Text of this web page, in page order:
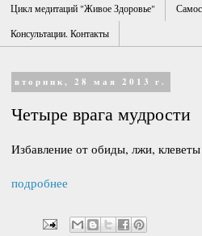
Цикл медитаций "Живое Здоровье"
Консультации. Контакты
вторник, 28 мая 2013 г.
Четыре врага мудрости
Избавление от обиды, лжи, клеветы
подробнее